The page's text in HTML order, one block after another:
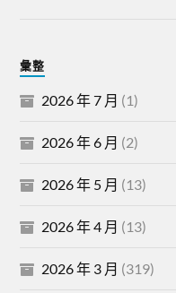
彙整
2026 年 7 月 (1)
2026 年 6 月 (2)
2026 年 5 月 (13)
2026 年 4 月 (13)
2026 年 3 月 (319)